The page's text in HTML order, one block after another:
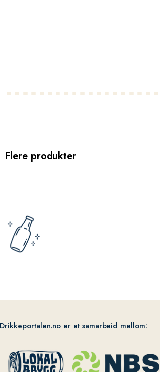
Flere produkter
Drikkeportalen.no er et samarbeid mellom: